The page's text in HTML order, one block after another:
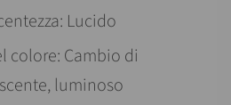
Lucido
colore: Cambio di
luminoso